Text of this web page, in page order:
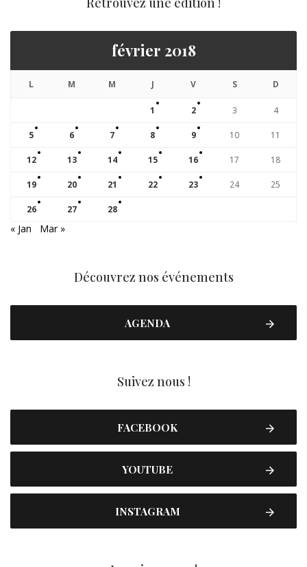
février 2018
L M M J V S D
1 2 3 4
5 6 7 8 9 10 11
12 13 14 15 16 17 18
19 20 21 22 23 24 25
26 27 28
« Jan Mar »
Découvrez nos événements
AGENDA
Suivez nous !
FACEBOOK
YOUTUBE
INSTAGRAM